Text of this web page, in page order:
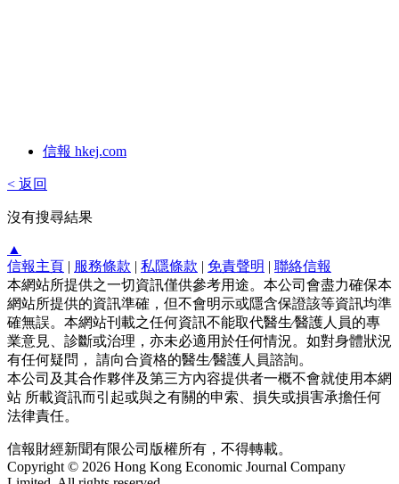
信報 hkej.com
< 返回
沒有搜尋結果
▲
信報主頁 | 服務條款 | 私隱條款 | 免責聲明 | 聯絡信報
本網站所提供之一切資訊僅供參考用途。本公司會盡力確保本
網站所提供的資訊準確，但不會明示或隱含保證該等資訊均準
確無誤。本網站刊載之任何資訊不能取代醫生∕醫護人員的專
業意見、診斷或治理，亦未必適用於任何情況。如對身體狀況
有任何疑問， 請向合資格的醫生∕醫護人員諮詢。
本公司及其合作夥伴及第三方內容提供者一概不會就使用本網
站 所載資訊而引起或與之有關的申索、損失或損害承擔任何
法律責任。
信報財經新聞有限公司版權所有，不得轉載。
Copyright © 2026 Hong Kong Economic Journal Company